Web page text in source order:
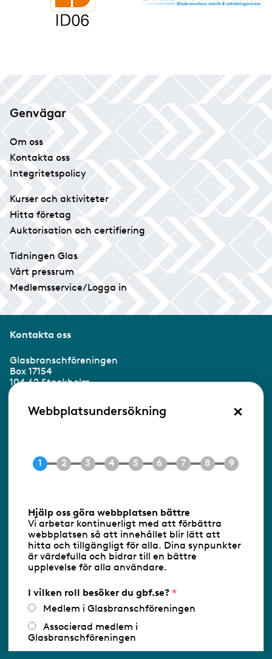
Genvägar
Om oss
Kontakta oss
Integritetspolicy
Kurser och aktiviteter
Hitta företag
Auktorisation och certifiering
Tidningen Glas
Vårt pressrum
Medlemsservice/Logga in
Kontakta oss
Glasbranschföreningen
Box 17154
104 62 Stockholm
Besöksadress:
Ringvägen 100
E-post info@gbf.se
Följ oss via RSS
Databasens namn:www.gbf.se-
Glasbranschföreningen AB - Ansvarig
utgivare: Sofia Wahlgren
Webbplatsundersökning ×
Hjälp oss göra webbplatsen bättre
Vi arbetar kontinuerligt med att förbättra
webbplatsen så att innehållet blir lätt att
hitta och tillgängligt för alla. Dina synpunkter
är värdefulla och bidrar till en bättre
upplevelse för alla användare.
I vilken roll besöker du gbf.se?
Medlem i Glasbranschföreningen
Associerad medlem i
Glasbranschföreningen